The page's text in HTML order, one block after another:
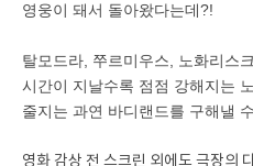
영웅이 돼서 돌아왔다는데?!
탈모드라, 쭈르미우스, 노화리스
시간이 지날수록 점점 강해지는
줄지는 과연 바디랜드를 구해낼
영화 감상 전 스크린 외에도 극장의